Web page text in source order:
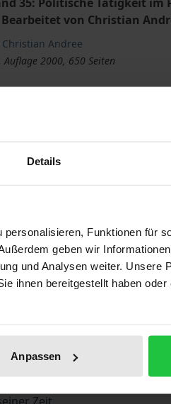
Details
Funktionen für
geben wir
und Analysen weiter. Unsere
ihnen bereitgestellt haben
Anpassen
Bearbeitet von Christian
Christian Andree
2000, 650 Seiten
Abhängig von der
Zur Wunschliste